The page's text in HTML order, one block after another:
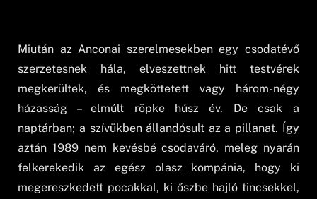
Miután az Anconai szerelmesekben egy csodatévő
szerzetesnek hála, elveszettnek hitt testvérek
megkerültek, és megköttetett vagy három-négy
házasság – elmúlt röpke húsz év. De csak a
naptárban; a szívükben állandósult az a pillanat. Így
aztán 1989 nem kevésbé csodaváró, meleg nyarán
felkerekedik az egész olasz kompánia, hogy ki
megereszkedett pocakkal, ki őszbe hajló tincsekkel,